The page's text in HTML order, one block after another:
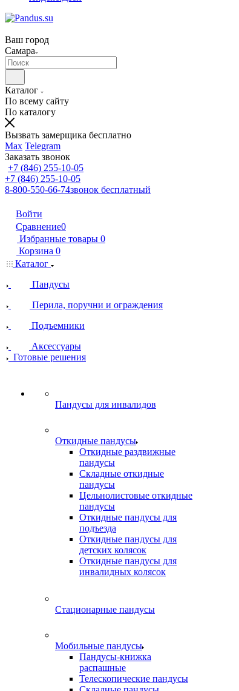
Ваш город
Самара
Каталог
По всему сайту
По каталогу
Вызвать замерщика бесплатно
Max Telegram
Заказать звонок
+7 (846) 255-10-05
+7 (846) 255-10-05
8-800-550-66-74звонок бесплатный
Войти
Сравнение0
Избранные товары 0
Корзина 0
Каталог
Пандусы
Перила, поручни и ограждения
Подъемники
Аксессуары
Готовые решения
Пандусы для инвалидов
Откидные пандусы
Откидные раздвижные
пандусы
Складные откидные
пандусы
Цельнолистовые откидные
пандусы
Откидные пандусы для
подъезда
Откидные пандусы для
детских колясок
Откидные пандусы для
инвалидных колясок
Стационарные пандусы
Мобильные пандусы
Пандусы-книжка
распашные
Телескопические пандусы